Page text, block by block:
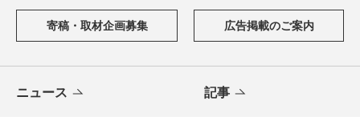
寄稿・取材企画募集 広告掲載のご案内
ニュース 記事